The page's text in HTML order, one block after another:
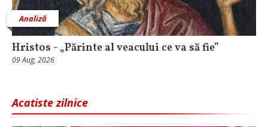
Analiză
Hristos - „Părinte al veacului ce va să fie”
09 Aug, 2026
Acatiste zilnice